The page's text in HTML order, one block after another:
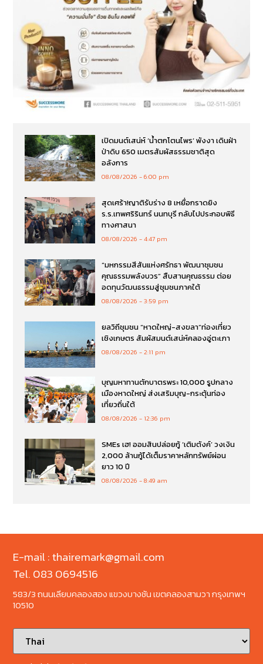
เปิดมนต์เสน่ห์ ‘น้ำตกโตนไพร’ พังงา เดินฝ่า
ป่าดิบ 650 เมตรสัมผัสธรรมชาติสุด
อลังการ
08/08/2026 6:00 pm
สุดเศร้า!ญาติรับร่าง 8 เหยื่อกราดยิง
ร.ร.เทพศริรินทร์ นนทบุรี กลับไปประกอบพิธี
ทางศาสนา
08/08/2026 4:47 pm
“มหกรรมสีสันแห่งศรัทธา พัฒนาชุมชน
คุณธรรมพลังบวร” สืบสานคุณธรรม ต่อย
อดทุนวัฒนธรรมสู่ชุมชนภาคใต้
08/08/2026 3:59 pm
ยลวิถีชุมชน “หาดใหญ่-สงขลา”ท่องเที่ยว
เชิงเกษตร สัมผัสมนต์เสน่ห์คลองอู่ตะเภา
08/08/2026 2:11 pm
บุญมหาทานตักบาตรพระ 10,000 รูปกลาง
เมืองหาดใหญ่ ส่งเสริมบุญ-กระตุ้นท่อง
เที่ยวถิ่นใต้
08/08/2026 12:36 pm
SMEs เฮ! ออมสินปล่อยกู้ ‘เติมตังค์’ วงเงิน
2,000 ล้านกู้ได้เต็มราคาหลักทรัพย์ผ่อน
ยาว 10 ปี
08/08/2026 8:49 am
E-mail : thairemark@gmail.com
Tel. 083 0694516
583/3 ถนนเลียบคลองสอง แขวงบางชัน เขตคลองสามวา กรุงเทพฯ
10510